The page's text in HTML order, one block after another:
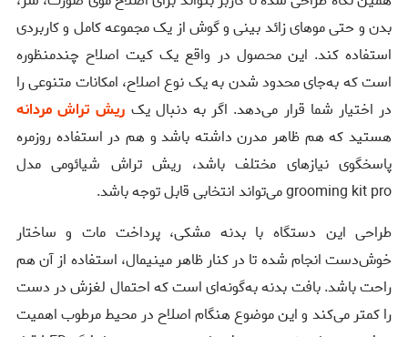
بدن و حتی موهای زائد بینی و گوش از یک مجموعه کامل و کاربردی
استفاده کند. این محصول در واقع یک کیت اصلاح چندمنظوره
است که به‌جای محدود شدن به یک نوع اصلاح، امکانات متنوعی را
در اختیار شما قرار می‌دهد. اگر به دنبال یک ریش تراش مردانه
هستید که هم ظاهر مدرن داشته باشد و هم در استفاده روزمره
پاسخگوی نیازهای مختلف باشد، ریش تراش شیائومی مدل
grooming kit pro می‌تواند انتخابی قابل توجه باشد.
طراحی این دستگاه با بدنه مشکی، پرداخت مات و ساختار
خوش‌دست انجام شده تا در کنار ظاهر مینیمال، استفاده از آن هم
راحت باشد. بافت بدنه به‌گونه‌ای است که احتمال لغزش در دست
را کمتر می‌کند و این موضوع هنگام اصلاح در محیط مرطوب اهمیت